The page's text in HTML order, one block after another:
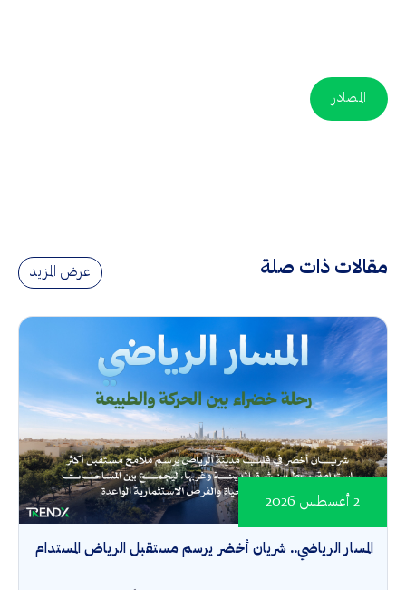
المصادر
مقالات ذات صلة عرض المزيد
المسار الرياضي.. شريان أخضر يرسم مستقبل الرياض المستدام
2 أغسطس 2026